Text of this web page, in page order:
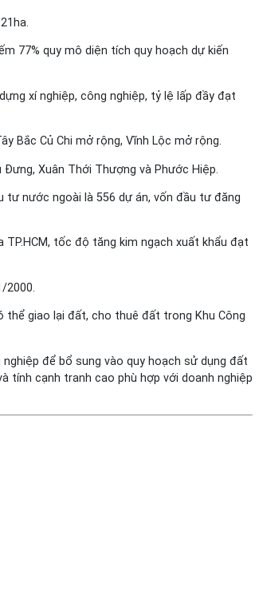
77% quy mô diện tích quy hoạch dự kiến
xí nghiệp, công nghiệp, tỷ lệ lấp đầy đạt
Bắc Củ Chi mở rộng, Vĩnh Lộc mở rộng.
Xuân Thới Thượng và Phước Hiệp.
tư nước ngoài là 556 dự án, vốn đầu tư đăng
TP.HCM, tốc độ tăng kim ngạch xuất khẩu đạt
2000.
thể giao lại đất, cho thuê đất trong Khu Công
để bổ sung vào quy hoạch sử dụng đất
tính cạnh tranh cao phù hợp với doanh nghiệp